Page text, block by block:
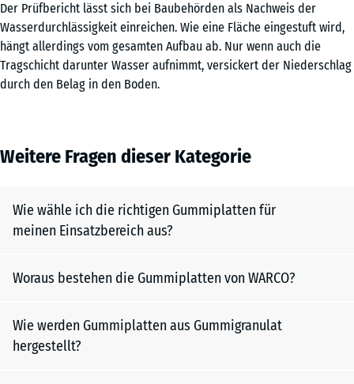
Der Prüfbericht lässt sich bei Baubehörden als Nachweis der
Wasserdurchlässigkeit einreichen. Wie eine Fläche eingestuft wird,
hängt allerdings vom gesamten Aufbau ab. Nur wenn auch die
Tragschicht darunter Wasser aufnimmt, versickert der Niederschlag
durch den Belag in den Boden.
Weitere Fragen dieser Kategorie
Wie wähle ich die richtigen Gummiplatten für
meinen Einsatzbereich aus?
Woraus bestehen die Gummiplatten von WARCO?
Wie werden Gummiplatten aus Gummigranulat
hergestellt?